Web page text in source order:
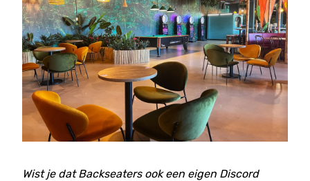
Wist je dat Backseaters ook een eigen Discord